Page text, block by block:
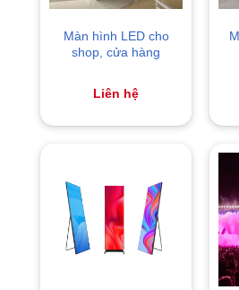
Màn hình LED cho
shop, cửa hàng
Liên hệ